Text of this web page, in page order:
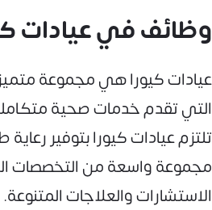
وظائف في عيادات
عيادات كيورا هي مجموعة
التي تقدم خدمات صحية
تلتزم عيادات كيورا بتوفير
مجموعة واسعة من التخصصات
الاستشارات والعلاجات